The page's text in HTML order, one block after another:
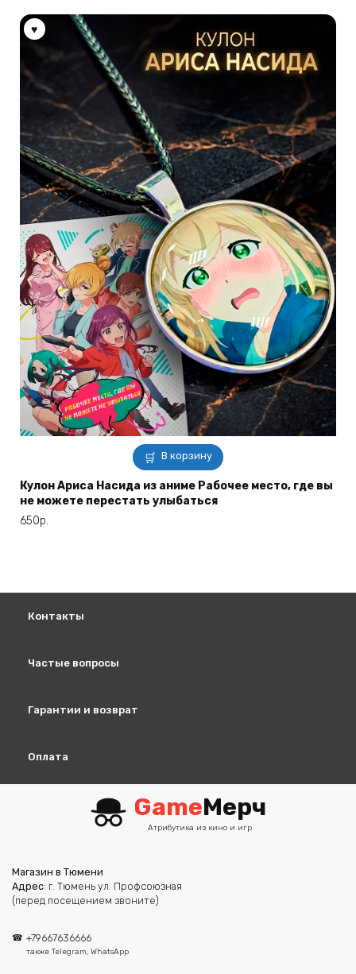
В корзину
Кулон Ариса Насида из аниме Рабочее место, где вы
не можете перестать улыбаться
650р.
Контакты
Частые вопросы
Гарантии и возврат
Оплата
GameМерч
Атрибутика из кино и игр
Магазин в Тюмени
Адрес: г. Тюмень ул. Профсоюзная
(перед посещением звоните)
+79667636666
также Telegram, WhatsApp